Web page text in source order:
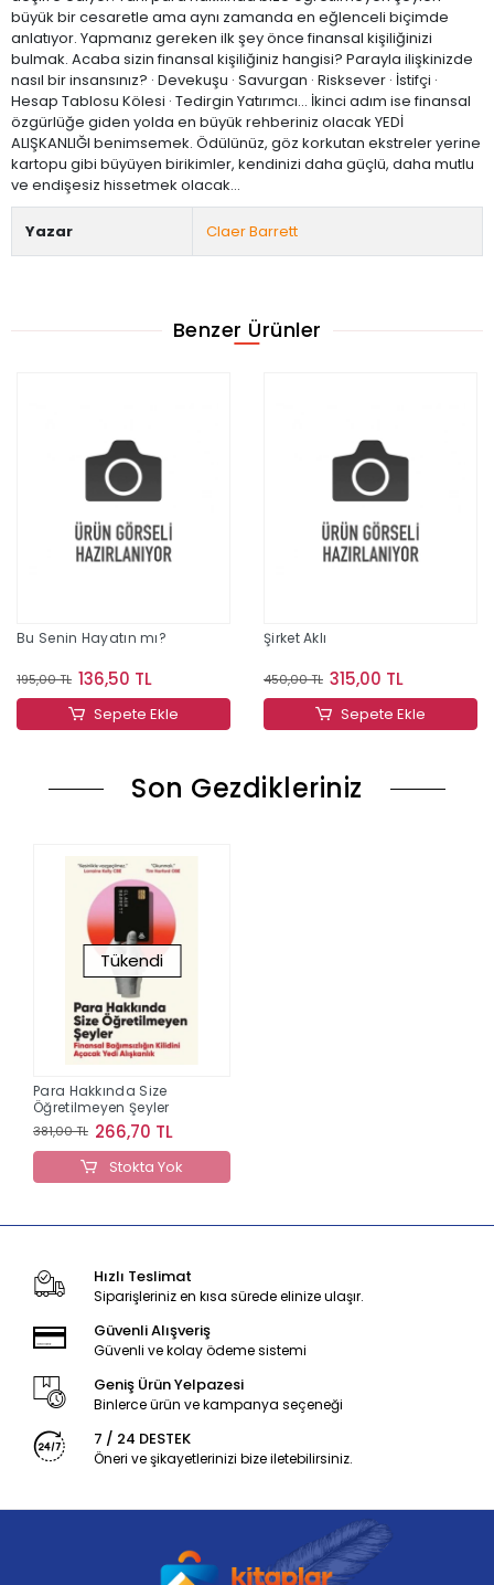
büyük bir cesaretle ama aynı zamanda en eğlenceli biçimde
anlatıyor. Yapmanız gereken ilk şey önce finansal kişiliğinizi
bulmak. Acaba sizin finansal kişiliğiniz hangisi? Parayla ilişkinizde
nasıl bir insansınız? · Devekuşu · Savurgan · Risksever · İstifçi ·
Hesap Tablosu Kölesi · Tedirgin Yatırımcı… İkinci adım ise finansal
özgürlüğe giden yolda en büyük rehberiniz olacak YEDİ
ALIŞKANLIĞI benimsemek. Ödülünüz, göz korkutan ekstreler yerine
kartopu gibi büyüyen birikimler, kendinizi daha güçlü, daha mutlu
ve endişesiz hissetmek olacak…
Yazar Claer Barrett
Benzer Ürünler
Bu Senin Hayatın mı?
195,00 TL 136,50 TL
Sepete Ekle
Şirket Aklı
450,00 TL 315,00 TL
Sepete Ekle
Son Gezdikleriniz
Tükendi
Para Hakkında Size
Öğretilmeyen Şeyler
381,00 TL 266,70 TL
Stokta Yok
Hızlı Teslimat
Siparişleriniz en kısa sürede elinize ulaşır.
Güvenli Alışveriş
Güvenli ve kolay ödeme sistemi
Geniş Ürün Yelpazesi
Binlerce ürün ve kampanya seçeneği
7 / 24 DESTEK
Öneri ve şikayetlerinizi bize iletebilirsiniz.